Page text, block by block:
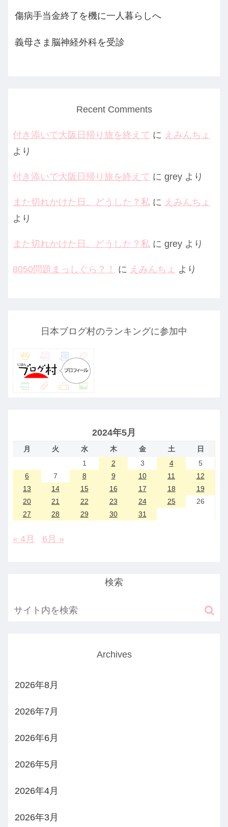
傷病手当金終了を機に一人暮らしへ
義母さま脳神経外科を受診
Recent Comments
付き添いで大阪日帰り旅を終えて に えみんちょ
より
付き添いで大阪日帰り旅を終えて に grey より
また切れかけた日。どうした？私 に えみんちょ
より
また切れかけた日。どうした？私 に grey より
8050問題まっしぐら？！ に えみんちょ より
日本ブログ村のランキングに参加中
2024年5月
月 火 水 木 金 土
日
1
2 3 4
5
6
7 8 9 10 11
12
13
14 15 16 17 18
19
20
21 22 23 24 25
26
27
28 29 30 31
« 4月 6月 »
検索
Archives
2026年8月
2026年7月
2026年6月
2026年5月
2026年4月
2026年3月